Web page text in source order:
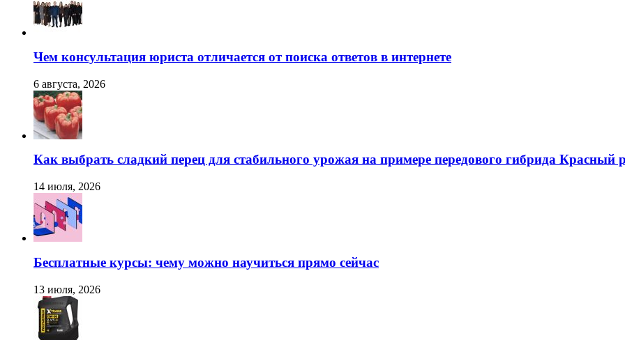
Чем консультация юриста отличается от поиска ответов в интернете
6 августа, 2026
Как выбрать сладкий перец для стабильного урожая на примере передового гибрида Красный
14 июля, 2026
Бесплатные курсы: чему можно научиться прямо сейчас
13 июля, 2026